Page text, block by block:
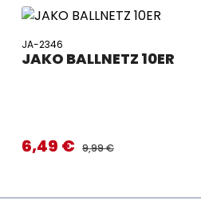
JA-2346
JAKO BALLNETZ 10ER
Verkaufspreis:
6,49 € REGULÄRER PREIS:
9,99 €